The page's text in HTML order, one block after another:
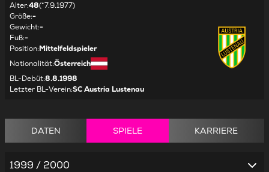
Alter:48(*7.9.1977)
Größe:-
Gewicht:-
Fuß:-
Position:Mittelfeldspieler
Nationalität:Österreich
BL-Debüt:8.8.1998
Letzter BL-Verein:SC Austria Lustenau
DATEN SPIELE KARRIERE
1999 / 2000